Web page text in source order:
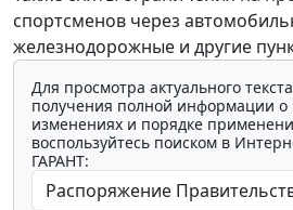
спортсменов через
железнодорожные и другие
Для просмотра актуального
получения полной информации о
изменениях и порядке
воспользуйтесь поиском в
ГАРАНТ: